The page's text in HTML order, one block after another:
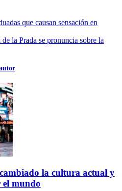
que causan sensación en
la Prada se pronuncia sobre la
la cultura actual y
mundo